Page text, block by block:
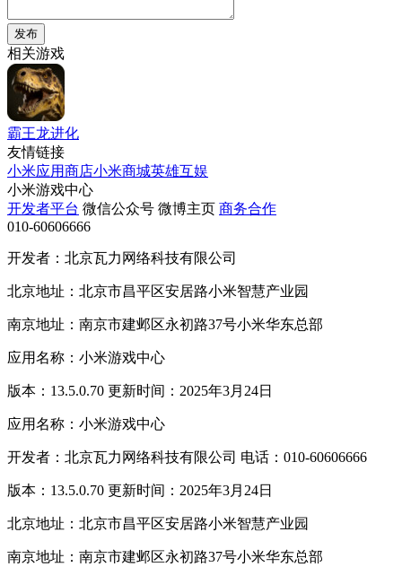
发布
相关游戏
霸王龙进化
友情链接
小米应用商店小米商城英雄互娱
小米游戏中心
开发者平台 微信公众号 微博主页 商务合作
010-60606666
开发者：北京瓦力网络科技有限公司
北京地址：北京市昌平区安居路小米智慧产业园
南京地址：南京市建邺区永初路37号小米华东总部
应用名称：小米游戏中心
版本：13.5.0.70 更新时间：2025年3月24日
应用名称：小米游戏中心
开发者：北京瓦力网络科技有限公司 电话：010-60606666
版本：13.5.0.70 更新时间：2025年3月24日
北京地址：北京市昌平区安居路小米智慧产业园
南京地址：南京市建邺区永初路37号小米华东总部